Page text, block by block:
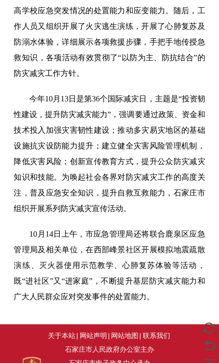
高学校应急突发情况的处置能力和应变能力。随后，工
作人员又组织开展了火灾逃生演练，开展了心肺复苏及
防溺水体验，详细展示各项救援步骤，手把手地传授急
救知识，各项活动有效贯彻了“以防为主、防抗结合”的
防灾减灾工作方针。
今年10月13日是第36个国际减灾日，主题是“投资韧
性建设，提升防灾减灾能力”，强调要通过政策、资金和
技术投入加强灾害韧性建设；推动多灾易灾地区的基础
设施抗灾设防能力提升；建立健全灾害风险管理机制，
降低灾害风险；创新宣传教育方式，提升公众防灾减灾
知识和技能。为唤起社会各界对防灾减灾工作的高度关
注，普及应急安全知识，提升自救互救能力，石家庄市
组织开展系列防灾减灾宣传活动。
10月14日上午，市应急管理局还将联合鹿泉区应急
管理局及相关单位，在西部峰景社区开展模拟地震疏散
演练、灭火器使用示范教学、心肺复苏体验等活动，
既“进社区”又“进家庭”，不断提升基层防灾减灾能力和
广大人民群众应对突发事件的处置能力。
关于本站| 网站声明 | 网站地图 | 联系我们
石家庄市人民政府办公室主办